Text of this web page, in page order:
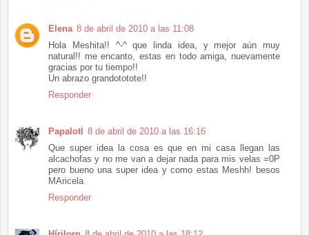
Elena 8 de abril de 2010 a las 11:08
Hola Meshita!! ^-^ que linda idea, y mejor aún muy
natural!! me encanto, estas en todo amiga, nuevamente
gracias por tu tiempo!!
Un abrazo grandototote!!
Responder
Papalotl 8 de abril de 2010 a las 16:16
Que super idea la cosa es que en mi casa llegan las
alcachofas y no me van a dejar nada para mis velas =0P
pero bueno una super idea y como estas Meshh! besos
MAricela
Responder